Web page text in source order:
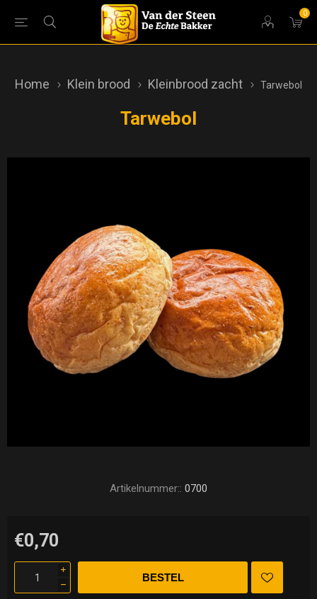
0
Home Klein brood Kleinbrood zacht Tarwebol
Tarwebol
Artikelnummer:: 0700
€0,70
i
h